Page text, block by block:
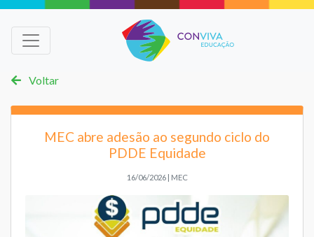
Voltar
MEC abre adesão ao segundo ciclo do
PDDE Equidade
16/06/2026 | MEC